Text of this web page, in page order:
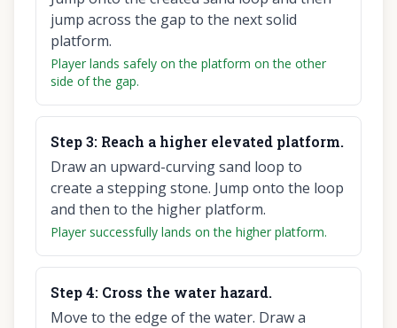
jump across the gap to the next solid
platform.
Player lands safely on the platform on the other
side of the gap.
Step3: Reach a higher elevated platform.
Draw an upward-curving sand loop to
create a stepping stone. Jump onto the loop
and then to the higher platform.
Player successfully lands on the higher platform.
Step4: Cross the water hazard.
Move to the edge of the water. Draw a